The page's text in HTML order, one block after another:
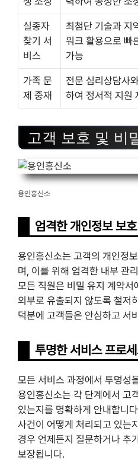
실종자
찾기 서
비스
최첨단 기술과 지
워크 활용으로 빠
가능
가족 문
제 중재
전문 심리상담사
하여 정서적 지원
고객 보호 및 비
용인흥신소
엄격한 개인정보 보
용인흥신소는 고객의 개인정
며, 이를 위해 엄격한 내부 관
모든 직원은 비밀 유지 계약
외부로 유출되지 않도록 철저
덕분에 고객들은 안심하고 서
투명한 서비스 프로
모든 서비스 과정에서 투명성
용인흥신소는 각 단계에서 고
있는지를 명확하게 안내합니
사건이 어떻게 처리되고 있는
경우 언제든지 질문하거나 추
보장됩니다.